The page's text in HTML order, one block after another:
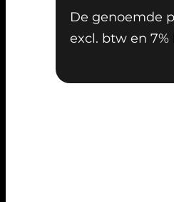
De genoemde
excl. btw en 7%